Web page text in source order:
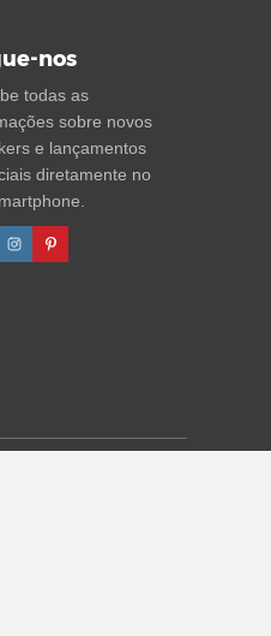
nos
todas as
sobre novos
e lançamentos
diretamente no